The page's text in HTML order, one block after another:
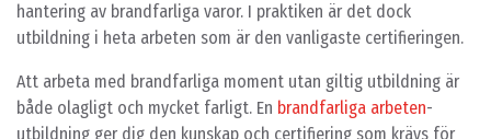
hantering av brandfarliga varor. I praktiken är det dock
utbildning i heta arbeten som är den vanligaste certifieringen.
Att arbeta med brandfarliga moment utan giltig utbildning är
både olagligt och mycket farligt. En brandfarliga arbeten-
utbildning ger dig den kunskap och certifiering som krävs för